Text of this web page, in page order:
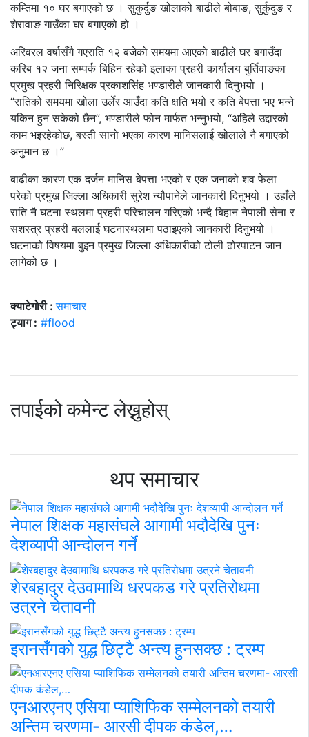
कम्तिमा १० घर बगाएको छ । सुकुर्दुङ खोलाको बाढीले बोबाङ, सुर्कुदुङ र
शेरावाङ गाउँका घर बगाएको हो ।
अरिवरल वर्षासँगै गएराति १२ बजेको समयमा आएको बाढीले घर बगाउँदा
करिब १२ जना सम्पर्क बिहिन रहेको इलाका प्रहरी कार्यालय बुर्तिवाङका
प्रमुख प्रहरी निरिक्षक प्रकाशसिंह भण्डारीले जानकारी दिनुभयो ।
“रातिको समयमा खोला उर्लेर आउँदा कति क्षति भयो र कति बेपत्ता भए भन्ने
यकिन हुन सकेको छैन”, भण्डारीले फोन मार्फत भन्नुभयो, “अहिले उद्दारको
काम भइरहेकोछ, बस्ती सानो भएका कारण मानिसलाई खोलाले नै बगाएको
अनुमान छ ।”
बाढीका कारण एक दर्जन मानिस बेपत्ता भएको र एक जनाको शव फेला
परेको प्रमुख जिल्ला अधिकारी सुरेश न्यौपानेले जानकारी दिनुभयो । उहाँले
राति नै घटना स्थलमा प्रहरी परिचालन गरिएको भन्दै बिहान नेपाली सेना र
सशस्त्र प्रहरी बललाई घटनास्थलमा पठाइएको जानकारी दिनुभयो ।
घटनाको विषयमा बुझ्न प्रमुख जिल्ला अधिकारीको टोली ढोरपाटन जान
लागेको छ ।
क्याटेगोरी :समाचार
ट्याग : #flood
तपाईको कमेन्ट लेख्नुहोस्
थप समाचार
नेपाल शिक्षक महासंघले आगामी भदौदेखि पुनः
देशव्यापी आन्दोलन गर्ने
शेरबहादुर देउवामाथि धरपकड गरे प्रतिरोधमा
उत्रने चेतावनी
इरानसँगको युद्ध छिट्टै अन्त्य हुनसक्छ : ट्रम्प
एनआरएनए एसिया प्याशिफिक सम्मेलनको तयारी
अन्तिम चरणमा- आरसी दीपक कंडेल,…